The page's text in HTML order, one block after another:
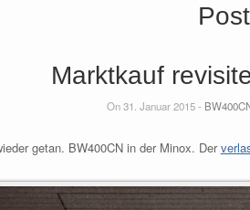
Marktkauf
On 31. Januar 2015 -
getan. BW400CN in der Minox. Der